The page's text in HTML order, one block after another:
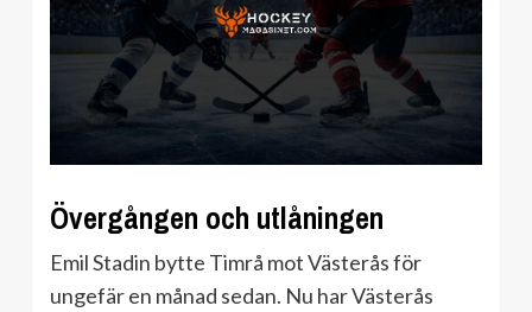
Övergången och utlåningen
Emil Stadin bytte Timrå mot Västerås för
ungefär en månad sedan. Nu har Västerås